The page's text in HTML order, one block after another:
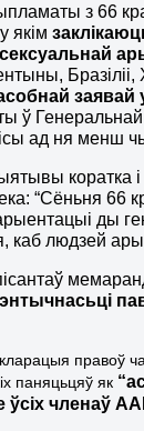
з 66
якім
Бразіліі,
ў
ад ня менш
коратка
“Сёньня 66
ды
каб людзей
правоў
паняцьцяў як
ўсіх членаў